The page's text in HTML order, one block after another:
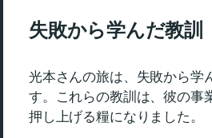
失敗から学んだ教訓
光本さんの旅は、失敗から学
す。これらの教訓は、彼の事
押し上げる糧になりました。